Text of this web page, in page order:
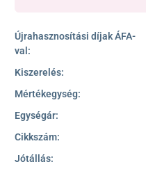
Újrahasznosítási díjak ÁFA-
val:
Kiszerelés:
Mértékegység:
Egységár:
Cikkszám:
Jótállás: